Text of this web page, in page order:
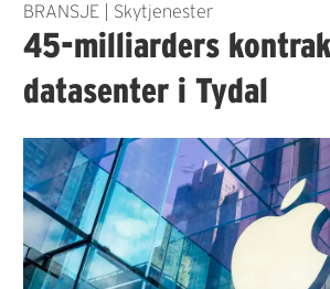
BRANSJE | Skytjenester
45-milliarders
datasenter i Tydal